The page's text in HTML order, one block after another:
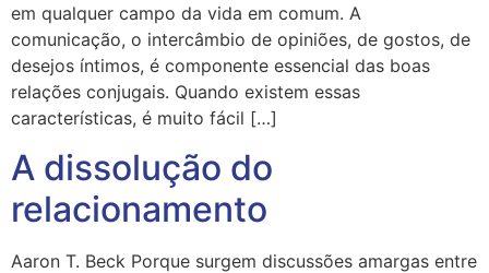
em qualquer campo da vida em comum. A
comunicação, o intercâmbio de opiniões, de gostos, de
desejos íntimos, é componente essencial das boas
relações conjugais. Quando existem essas
características, é muito fácil […]
A dissolução do
relacionamento
Aaron T. Beck Porque surgem discussões amargas entre